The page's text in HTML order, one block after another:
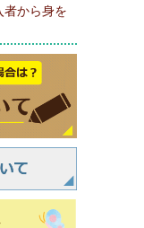
者から身を